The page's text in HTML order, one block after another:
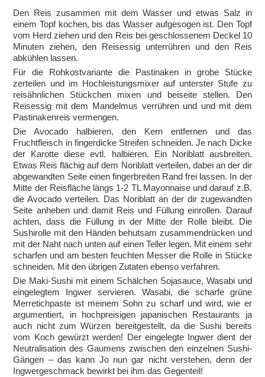
Den Reis zusammen mit dem Wasser und etwas Salz in
einem Topf kochen, bis das Wasser aufgesogen ist. Den Topf
vom Herd ziehen und den Reis bei geschlossenem Deckel 10
Minuten ziehen, den Reisessig unterrühren und den Reis
abkühlen lassen.
Für die Rohkostvariante die Pastinaken in grobe Stücke
zerteilen und im Hochleistungsmixer auf unterster Stufe zu
reisähnlichen Stückchen mixen und beiseite stellen. Den
Reisessig mit dem Mandelmus verrühren und und mit dem
Pastinakenreis vermengen.
Die Avocado halbieren, den Kern entfernen und das
Fruchtfleisch in fingerdicke Streifen schneiden. Je nach Dicke
der Karotte diese evtl. halbieren. Ein Noriblatt ausbreiten.
Etwas Reis flächig auf dem Noriblatt verteilen, dabei an der dir
abgewandten Seite einen fingerbreiten Rand frei lassen. In der
Mitte der Reisfläche längs 1-2 TL Mayonnaise und darauf z.B.
die Avocado verteilen. Das Noriblatt an der dir zugewandten
Seite anheben und damit Reis und Füllung einrollen. Darauf
achten, dass die Füllung in der Mitte der Rolle bleibt. Die
Sushirolle mit den Händen behutsam zusammendrücken und
mit der Naht nach unten auf einen Teller legen. Mit einem sehr
scharfen und am besten feuchten Messer die Rolle in Stücke
schneiden. Mit den übrigen Zutaten ebenso verfahren.
Die Maki-Sushi mit einem Schälchen Sojasauce, Wasabi und
eingelegtem Ingwer servieren. Wasabi, die scharfe grüne
Merretichpaste ist meinem Sohn zu scharf und wird, wie er
argumentiert, in hochpreisigen japanischen Restaurants ja
auch nicht zum Würzen bereitgestellt, da die Sushi bereits
vom Koch gewürzt werden! Der eingelegte Ingwer dient der
Neutralisation des Gaumens zwischen den einzelnen Sushi-
Gängen – das kann Jo nun gar nicht verstehen, denn der
Ingwergeschmack bewirkt bei ihm das Gegenteil!